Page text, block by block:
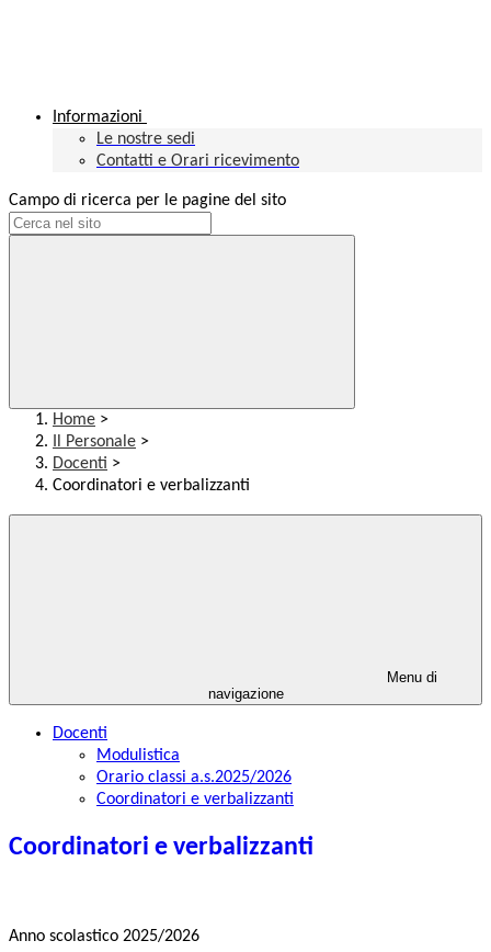
Informazioni
Le nostre sedi
Contatti e Orari ricevimento
Campo di ricerca per le pagine del sito
Home >
Il Personale >
Docenti >
Coordinatori e verbalizzanti
Menu di
navigazione
Docenti
Modulistica
Orario classi a.s.2025/2026
Coordinatori e verbalizzanti
Coordinatori e verbalizzanti
Anno scolastico 2025/2026